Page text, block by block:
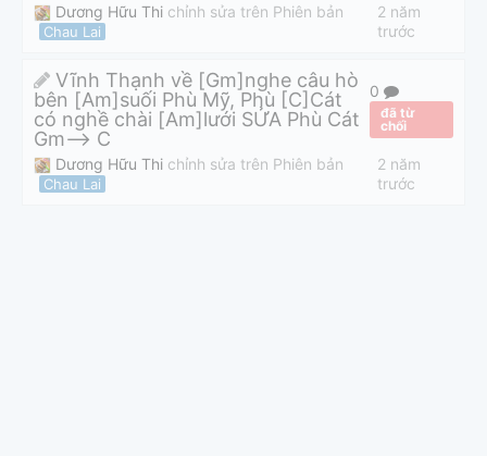
Dương Hữu Thi chỉnh sửa trên Phiên bản
Chau Lai
2 năm
trước
Vĩnh Thạnh về [Gm]nghe câu hò
bên [Am]suối Phù Mỹ, Phù [C]Cát
có nghề chài [Am]lưới SỬA Phù Cát
Gm--> C
0
đã từ
chối
Dương Hữu Thi chỉnh sửa trên Phiên bản
Chau Lai
2 năm
trước